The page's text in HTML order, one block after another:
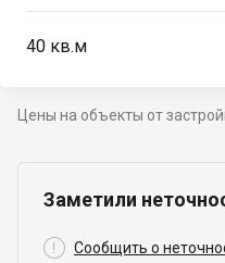
40 кв.м
Цены на объекты от
Заметили
 Сообщить о